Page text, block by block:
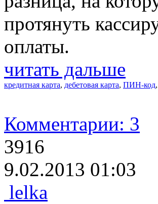
протянуть
оплаты.
читать дальше
кредитная карта, дебетовая карта, ПИН-код,
Комментарии: 3
3916
9.02.2013 01:03
lelka